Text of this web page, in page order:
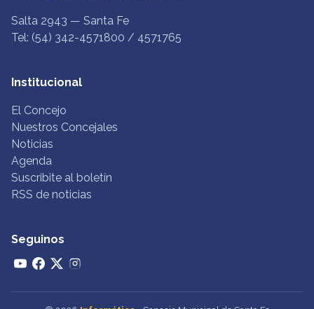
Salta 2943 — Santa Fe
Tel: (54) 342-4571800 / 4571765
Institucional
El Concejo
Nuestros Concejales
Noticias
Agenda
Suscribite al boletín
RSS de noticias
Seguinos